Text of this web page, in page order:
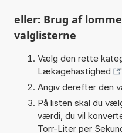
eller: Brug af
valglisterne
Vælg den rette
Lækagehastighed
Angiv derefter den
På listen skal du
værdi, du vil
Torr-Liter per